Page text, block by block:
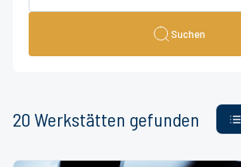
Suchen
20 Werkstätten gefunden